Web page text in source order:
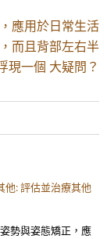
應用於日常生活
而且背部左右半
現一個 大疑問？
他: 評估並治療其他
勢與姿態矯正，應